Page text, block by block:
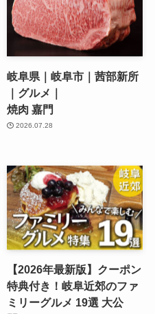
岐阜県｜岐阜市｜茜部新所
｜グルメ｜
焼肉 嘉門
2026.07.28
【2026年最新版】クーポン
特典付き！岐阜近郊のファ
ミリーグルメ 19選 大公